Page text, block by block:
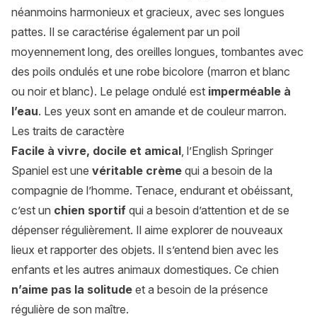
néanmoins harmonieux et gracieux, avec ses longues
pattes. Il se caractérise également par un poil
moyennement long, des oreilles longues, tombantes avec
des poils ondulés et une robe bicolore (marron et blanc
ou noir et blanc). Le pelage ondulé est imperméable à
l’eau. Les yeux sont en amande et de couleur marron.
Les traits de caractère
Facile à vivre, docile et amical, l’English Springer
Spaniel est une véritable crème qui a besoin de la
compagnie de l’homme. Tenace, endurant et obéissant,
c’est un chien sportif qui a besoin d’attention et de se
dépenser régulièrement. Il aime explorer de nouveaux
lieux et rapporter des objets. Il s’entend bien avec les
enfants et les autres animaux domestiques. Ce chien
n’aime pas la solitude et a besoin de la présence
régulière de son maître.